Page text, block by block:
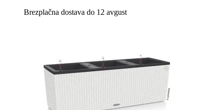
Brezplačna dostava do 12 avgust